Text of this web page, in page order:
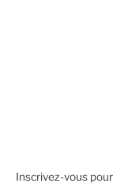
Inscrivez-vous